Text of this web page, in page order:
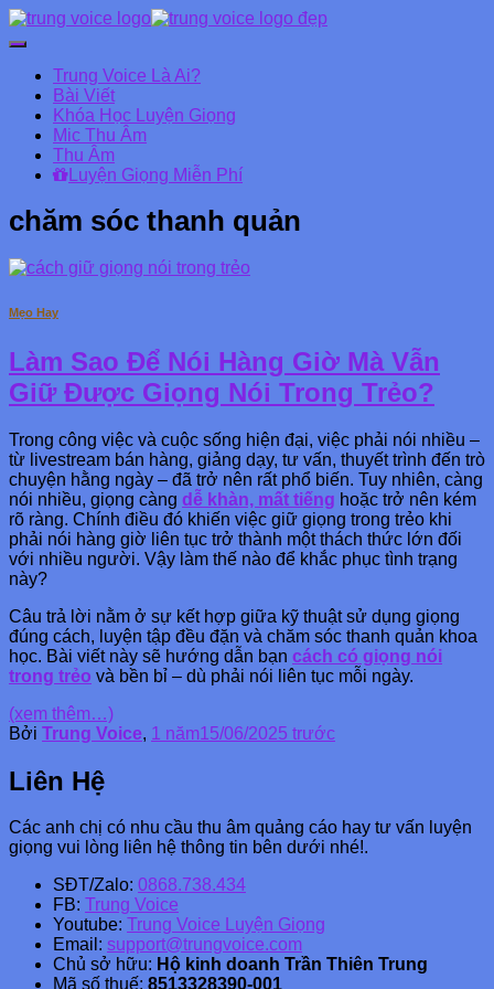
Chuyển
Danh
mục
chính
Trung Voice Là Ai?
Bài Viết
Khóa Học Luyện Giọng
Mic Thu Âm
Thu Âm
Luyện Giọng Miễn Phí
chăm sóc thanh quản
Mẹo Hay
Làm Sao Để Nói Hàng Giờ Mà Vẫn
Giữ Được Giọng Nói Trong Trẻo?
Trong công việc và cuộc sống hiện đại, việc phải nói nhiều –
từ livestream bán hàng, giảng dạy, tư vấn, thuyết trình đến trò
chuyện hằng ngày – đã trở nên rất phổ biến. Tuy nhiên, càng
nói nhiều, giọng càng dễ khàn, mất tiếng hoặc trở nên kém
rõ ràng. Chính điều đó khiến việc giữ giọng trong trẻo khi
phải nói hàng giờ liên tục trở thành một thách thức lớn đối
với nhiều người. Vậy làm thế nào để khắc phục tình trạng
này?
Câu trả lời nằm ở sự kết hợp giữa kỹ thuật sử dụng giọng
đúng cách, luyện tập đều đặn và chăm sóc thanh quản khoa
học. Bài viết này sẽ hướng dẫn bạn cách có giọng nói
trong trẻo và bền bỉ – dù phải nói liên tục mỗi ngày.
(xem thêm…)
Bởi Trung Voice, 1 năm15/06/2025 trước
Liên Hệ
Các anh chị có nhu cầu thu âm quảng cáo hay tư vấn luyện
giọng vui lòng liên hệ thông tin bên dưới nhé!.
SĐT/Zalo: 0868.738.434
FB:
Trung Voice
Youtube:
Trung Voice Luyện Giọng
Email: support@trungvoice.com
Chủ sở hữu: Hộ kinh doanh Trần Thiên Trung
Mã số thuế: 8513328390-001